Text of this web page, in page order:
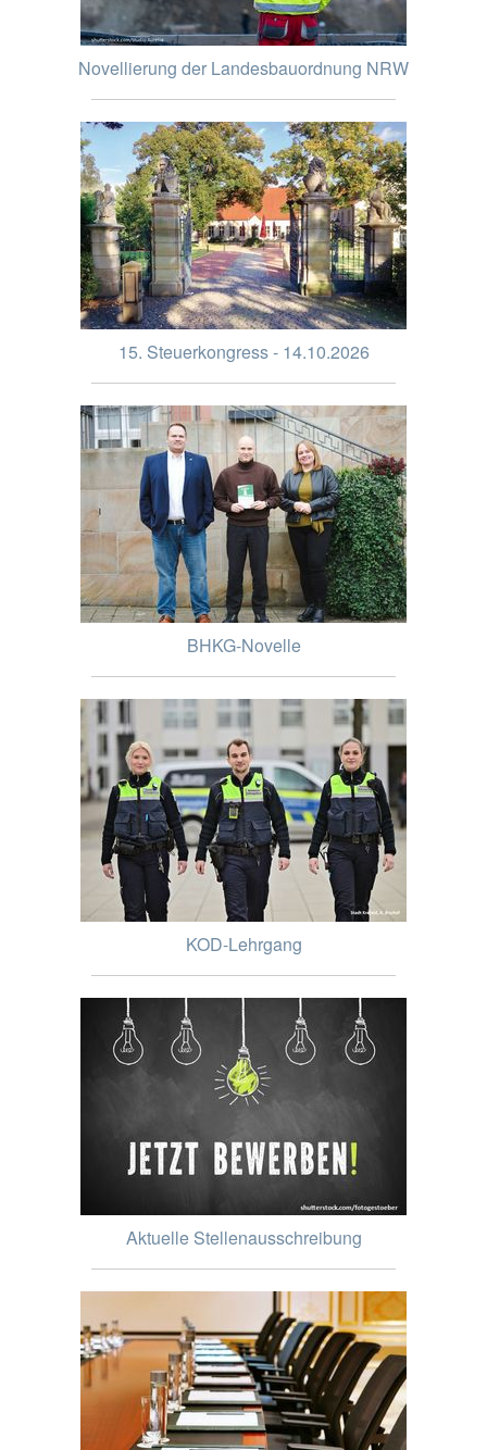
Novellierung der Landesbauordnung NRW
15. Steuerkongress - 14.10.2026
BHKG-Novelle
KOD-Lehrgang
Aktuelle Stellenausschreibung